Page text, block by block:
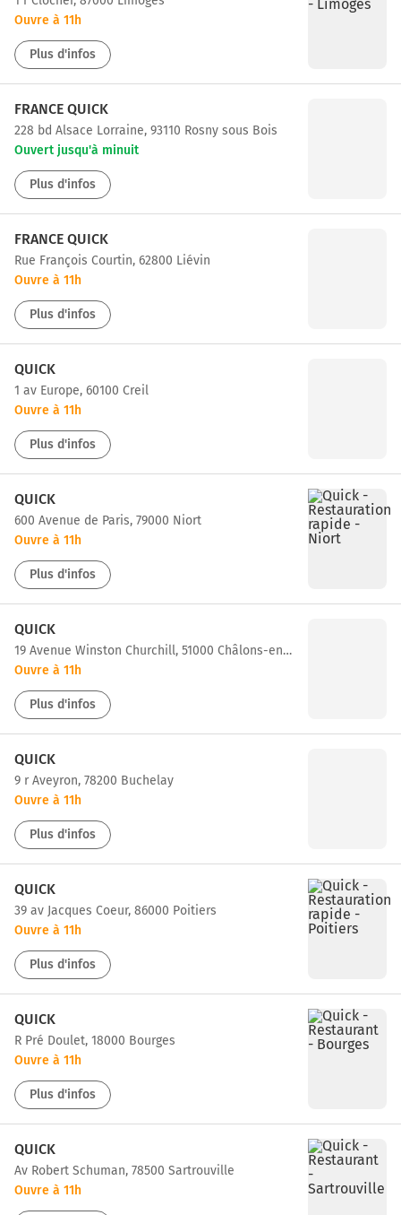
Ouvre à 11h
Plus d'infos
FRANCE QUICK
228 bd Alsace Lorraine, 93110 Rosny sous Bois
Ouvert jusqu'à minuit
Plus d'infos
FRANCE QUICK
Rue François Courtin, 62800 Liévin
Ouvre à 11h
Plus d'infos
QUICK
1 av Europe, 60100 Creil
Ouvre à 11h
Plus d'infos
QUICK
600 Avenue de Paris, 79000 Niort
Ouvre à 11h
Plus d'infos
QUICK
19 Avenue Winston Churchill, 51000 Châlons-en-Champagne
Ouvre à 11h
Plus d'infos
QUICK
9 r Aveyron, 78200 Buchelay
Ouvre à 11h
Plus d'infos
QUICK
39 av Jacques Coeur, 86000 Poitiers
Ouvre à 11h
Plus d'infos
QUICK
r Pré Doulet, 18000 Bourges
Ouvre à 11h
Plus d'infos
QUICK
av Robert Schuman, 78500 Sartrouville
Ouvre à 11h